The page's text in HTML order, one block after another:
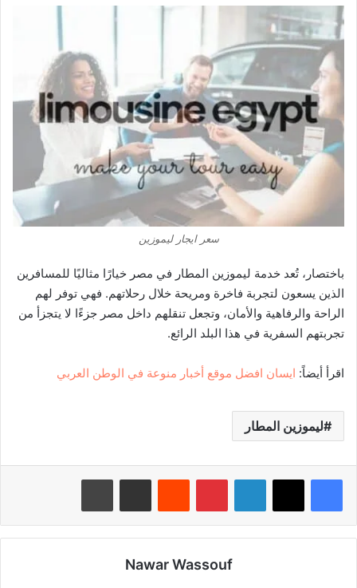
سعر ايجار ليموزين
باختصار، تُعد خدمة ليموزين المطار في مصر خيارًا مثاليًا للمسافرين
الذين يسعون لتجربة فاخرة ومريحة خلال رحلاتهم. فهي توفر لهم
الراحة والرفاهية والأمان، وتجعل تنقلهم داخل مصر جزءًا لا يتجزأ من
تجربتهم السفرية في هذا البلد الرائع.
اقرأ أيضاً: ايسان افضل موقع أخبار منوعة في الوطن العربي
ليموزين المطار
لينكدإن بينتيريست
Nawar Wassouf